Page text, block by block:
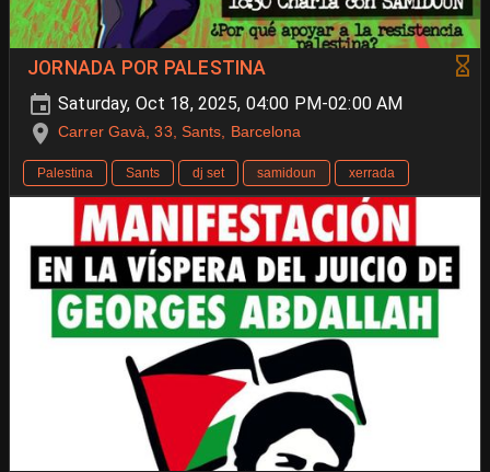
JORNADA POR PALESTINA
Saturday, Oct 18, 2025, 04:00 PM-02:00 AM
Carrer Gavà, 33, Sants, Barcelona
Palestina Sants dj set samidoun xerrada